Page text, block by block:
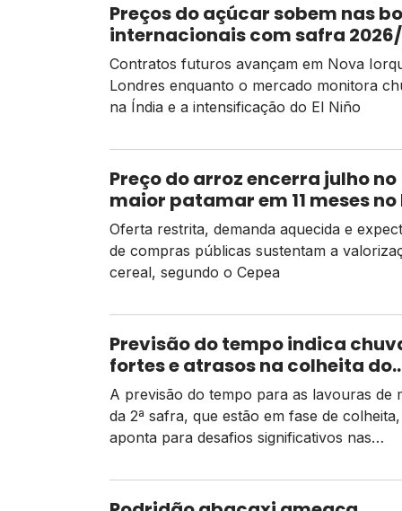
Preços do açúcar sobem nas
internacionais com safra
mais apertada
Contratos futuros avançam em Nova
Londres enquanto o mercado monitora
na Índia e a intensificação do El Niño
Preço do arroz encerra julho no
maior patamar em 11 meses no
Oferta restrita, demanda aquecida e
de compras públicas sustentam a
cereal, segundo o Cepea
Previsão do tempo indica
fortes e atrasos na colheita do
milho de 2ª safra
A previsão do tempo para as lavouras de
da 2ª safra, que estão em fase de colheita,
aponta para desafios significativos nas
Conab, há um pequeno atraso em
mesmo período do ano passado, mas as